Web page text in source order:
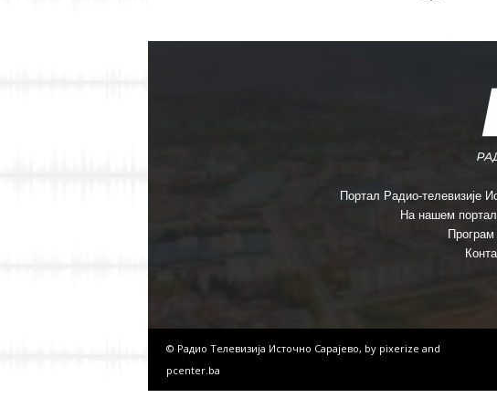
Портал Радио-телевизије
На нашем
© Радио Телевизија Источно Сарајево, by pixerize and
pcenter.ba